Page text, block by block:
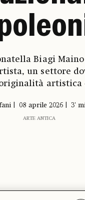
Biagi
un settore
artistica
08 aprile 2026 3'
ARTE ANTICA